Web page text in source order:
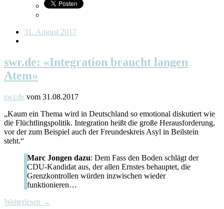
31. August 2017
swr.de: «Integration braucht langen
Atem»
swr.de vom 31.08.2017
„Kaum ein Thema wird in Deutschland so emotional diskutiert wie
die Flüchtlingspolitik. Integration heißt die große Herausforderung,
vor der zum Beispiel auch der Freundeskreis Asyl in Beilstein
steht.“
Marc Jongen dazu: Dem Fass den Boden schlägt der
CDU-Kandidat aus, der allen Ernstes behauptet, die
Grenzkontrollen würden inzwischen wieder
funktionieren…
Weiterlesen →